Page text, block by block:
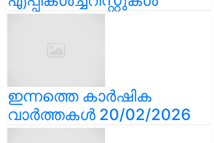
ഇന്നത്തെ കാർഷിക
വാർത്തകൾ 20/02/2026